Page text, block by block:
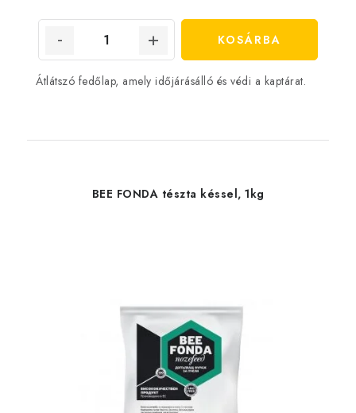
KOSÁRBA
Átlátszó fedőlap, amely időjárásálló és védi a kaptárat.
BEE FONDA tészta késsel, 1kg